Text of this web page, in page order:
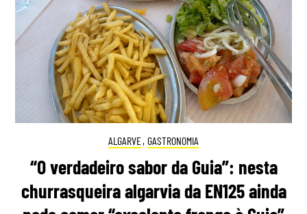
ALGARVE, GASTRONOMIA
“O verdadeiro sabor da Guia”: nesta
churrasqueira algarvia da EN125 ainda